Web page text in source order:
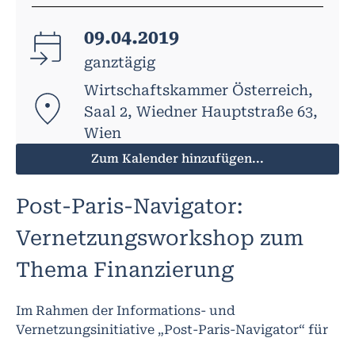
09.04.2019
ganztägig
Wirtschaftskammer Österreich,
Saal 2, Wiedner Hauptstraße 63,
Wien
Zum Kalender hinzufügen...
Post-Paris-Navigator:
Vernetzungsworkshop zum
Thema Finanzierung
Im Rahmen der Informations- und
Vernetzungsinitiative „Post-Paris-Navigator“ für